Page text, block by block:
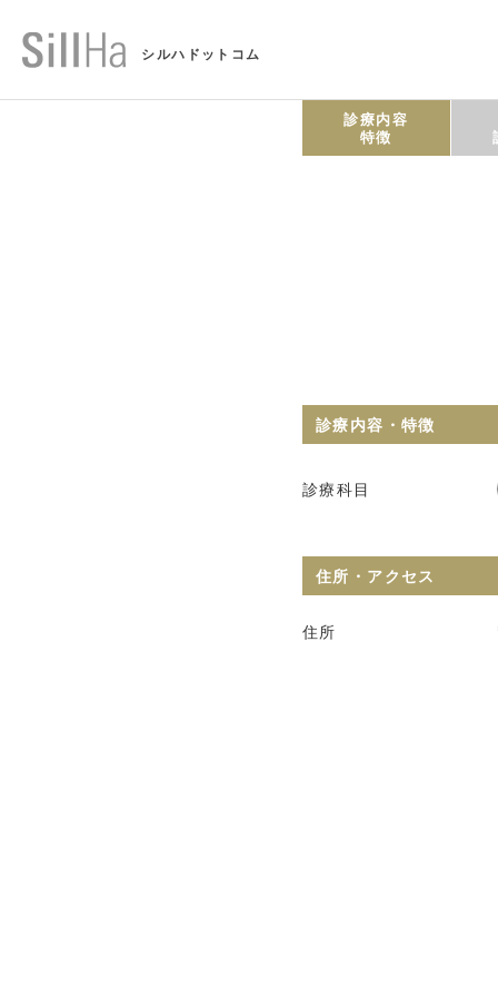
シルハドットコム
診療内容
特徴
診療内容・特徴
診療科目
住所・アクセス
住所